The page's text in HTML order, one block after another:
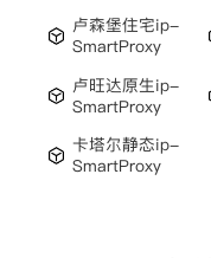
卢森堡住宅ip-
SmartProxy
卢旺达原生ip-
SmartProxy
卡塔尔静态ip-
SmartProxy